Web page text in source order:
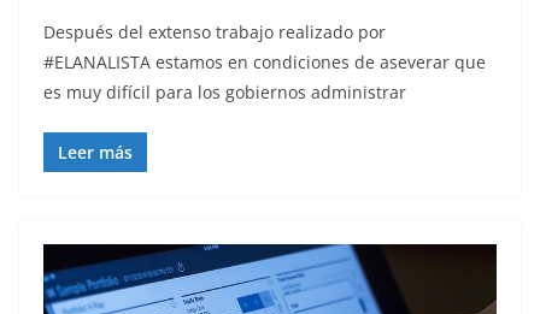
Después del extenso trabajo realizado por
#ELANALISTA estamos en condiciones de aseverar que
es muy difícil para los gobiernos administrar
Leer más